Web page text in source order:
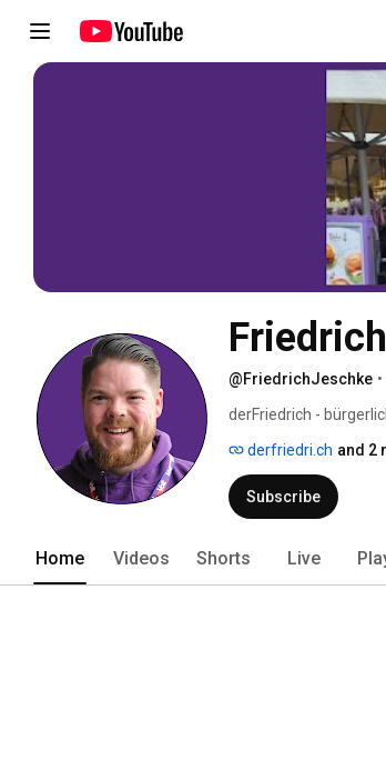
@FriedrichJeschke •
derFriedrich -
derfriedri.ch and 2
Subscribe
Home Videos Shorts Live